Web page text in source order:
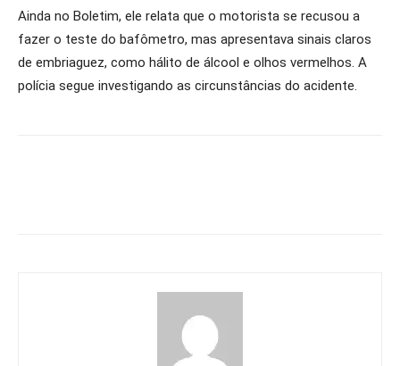
Ainda no Boletim, ele relata que o motorista se recusou a
fazer o teste do bafômetro, mas apresentava sinais claros
de embriaguez, como hálito de álcool e olhos vermelhos. A
polícia segue investigando as circunstâncias do acidente.